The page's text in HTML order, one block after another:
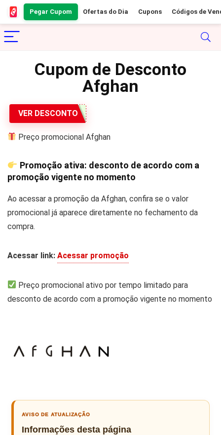
Pegar Cupom Ofertas do Dia Cupons Códigos de
Cupom de Desconto
Afghan
VER DESCONTO
Preço promocional Afghan
Promoção ativa: desconto de acordo com a
promoção vigente no momento
Ao acessar a promoção da Afghan, confira se o valor
promocional já aparece diretamente no fechamento da
compra.
Acessar link: Acessar promoção
Preço promocional ativo por tempo limitado para
desconto de acordo com a promoção vigente no momento
AVISO DE ATUALIZAÇÃO
Informações desta página